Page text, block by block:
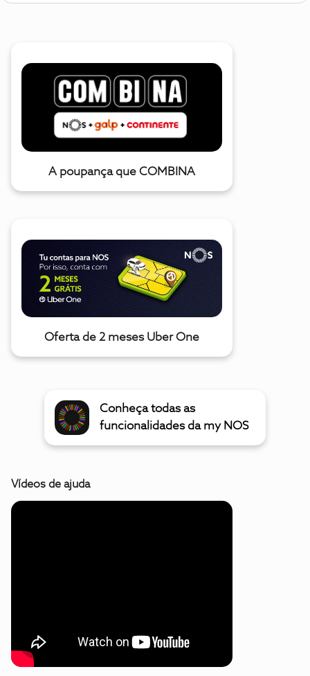
A poupança que COMBINA
Oferta de 2 meses Uber One
Conheça todas as
funcionalidades da my NOS
Vídeos de ajuda